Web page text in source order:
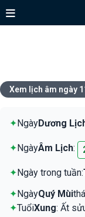
Xem lịch âm ngày
✦NgàyDương
✦NgàyÂm Lịch:
✦Ngày trong tuần:
✦NgàyQuý Mùi
✦TuổiXung: Ất